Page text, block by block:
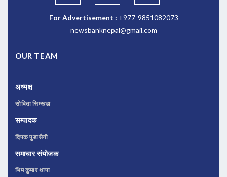
For Advertisement : +977-9851082073
newsbanknepal@gmail.com
OUR TEAM
अध्यक्ष
सोविता सिम्खडा
सम्पादक
दिपक पुडासैनी
समाचार संयोजक
भिम कुमार थापा